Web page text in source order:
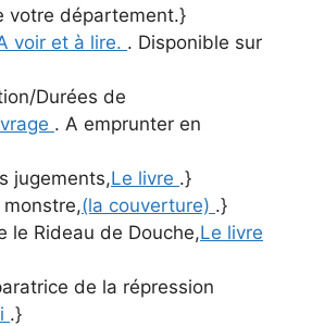
votre département.}
voir et à lire. . Disponible sur
Durées de
. A emprunter en
jugements,Le livre .}
(la couverture) .}
le Rideau de Douche,Le livre
de la répression
.}